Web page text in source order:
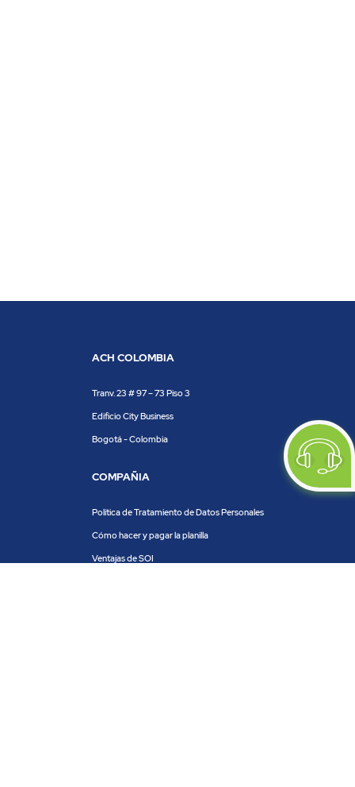
ACH COLOMBIA
Tranv. 23 # 97 – 73 Piso 3
Edificio City Business
Bogotá - Colombia
COMPAÑIA
Política de Tratamiento de Datos Personales
Cómo hacer y pagar la planilla
Ventajas de SOI